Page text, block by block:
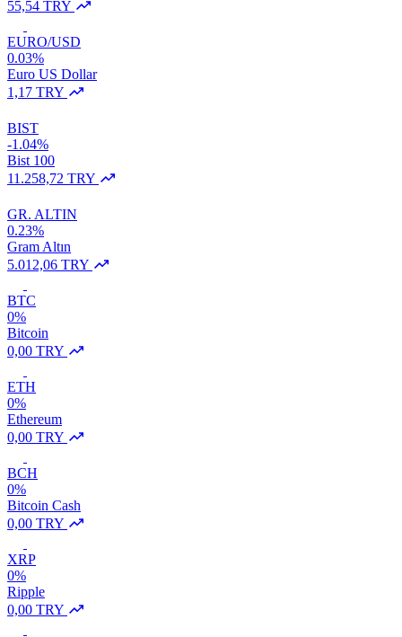
55,54 TRY
EURO/USD
0.03%
Euro US Dollar
1,17 TRY
BIST
-1.04%
Bist 100
11.258,72 TRY
GR. ALTIN
0.23%
Gram Altın
5.012,06 TRY
BTC
0%
Bitcoin
0,00 TRY
ETH
0%
Ethereum
0,00 TRY
BCH
0%
Bitcoin Cash
0,00 TRY
XRP
0%
Ripple
0,00 TRY